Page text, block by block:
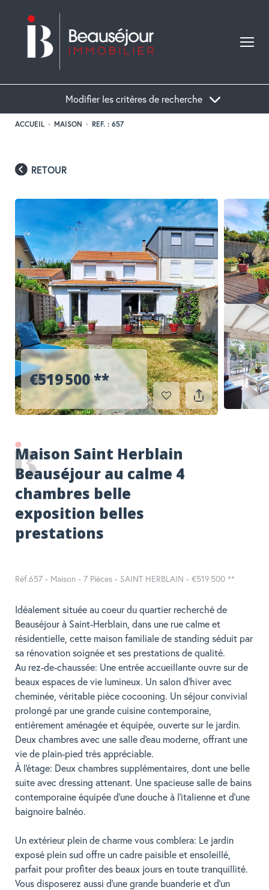
Modifier les critères de recherche
RECHERCHER
ACCUEIL MAISON REF. : 657
Maison Saint Herblain
Beauséjour au calme 4
chambres belle
exposition belles
prestations
Réf.657 - Maison - 7 Pièces - SAINT HERBLAIN - €519 500 **
Idéalement située au coeur du quartier recherché de
Beauséjour à Saint-Herblain, dans une rue calme et
résidentielle, cette maison familiale de standing séduit par
sa rénovation soignée et ses prestations de qualité.
Au rez-de-chaussée: Une entrée accueillante ouvre sur de
beaux espaces de vie lumineux. Un salon d'hiver avec
cheminée, véritable pièce cocooning. Un séjour convivial
prolongé par une grande cuisine contemporaine,
entièrement aménagée et équipée, ouverte sur le jardin.
Deux chambres avec une salle d'eau moderne, offrant une
vie de plain-pied très appréciable.
À l'étage: Deux chambres supplémentaires, dont une belle
suite avec dressing attenant. Une spacieuse salle de bains
contemporaine équipée d'une douche à l'italienne et d'une
baignoire balnéo.
Un extérieur plein de charme vous comblera: Le jardin
exposé plein sud offre un cadre paisible et ensoleillé,
parfait pour profiter des beaux jours en toute tranquillité.
Vous disposerez aussi d'une grande buanderie et d'un
€519 500**